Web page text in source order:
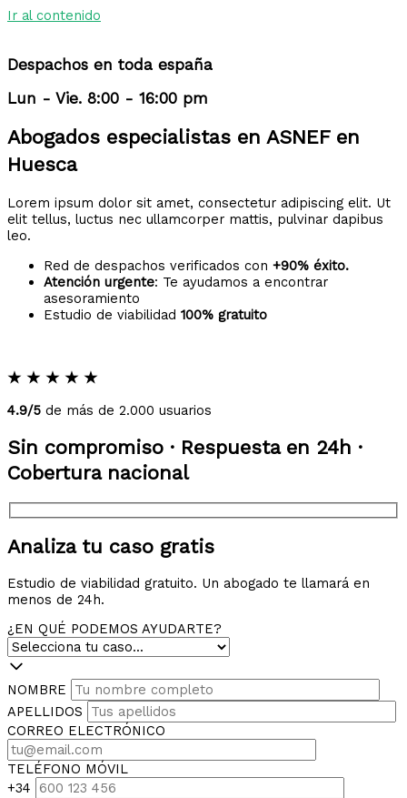
Ir al contenido
Despachos en toda españa
Lun - Vie. 8:00 - 16:00 pm
Abogados especialistas en ASNEF en
Huesca
Lorem ipsum dolor sit amet, consectetur adipiscing elit. Ut
elit tellus, luctus nec ullamcorper mattis, pulvinar dapibus
leo.
Red de despachos verificados con +90% éxito.
Atención urgente: Te ayudamos a encontrar
asesoramiento
Estudio de viabilidad 100% gratuito
★ ★ ★ ★ ★
4.9/5 de más de 2.000 usuarios
Sin compromiso · Respuesta en 24h ·
Cobertura nacional
Analiza tu caso gratis
Estudio de viabilidad gratuito. Un abogado te llamará en
menos de 24h.
¿EN QUÉ PODEMOS AYUDARTE?
NOMBRE
APELLIDOS
CORREO ELECTRÓNICO
TELÉFONO MÓVIL
+34